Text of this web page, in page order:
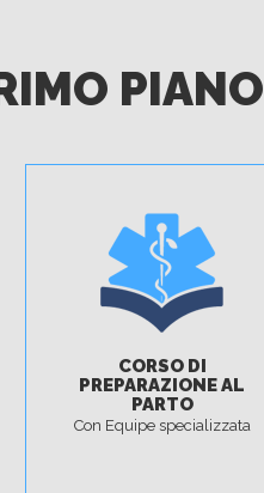
PIANO
CORSO DI
PREPARAZIONE AL
PARTO
Con Equipe specializzata